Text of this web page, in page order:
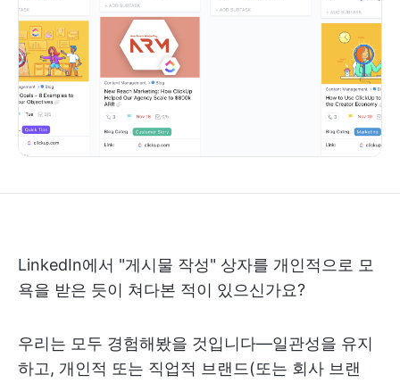
LinkedIn에서 "게시물 작성" 상자를 개인적으로 모
욕을 받은 듯이 쳐다본 적이 있으신가요?
우리는 모두 경험해봤을 것입니다—일관성을 유지
하고, 개인적 또는 직업적 브랜드(또는 회사 브랜